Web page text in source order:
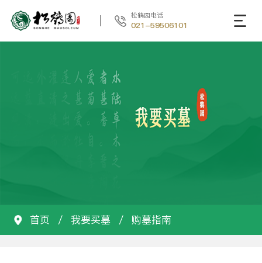
松鹤园电话
021-59506101
首页 / 我要买墓 / 购墓指南